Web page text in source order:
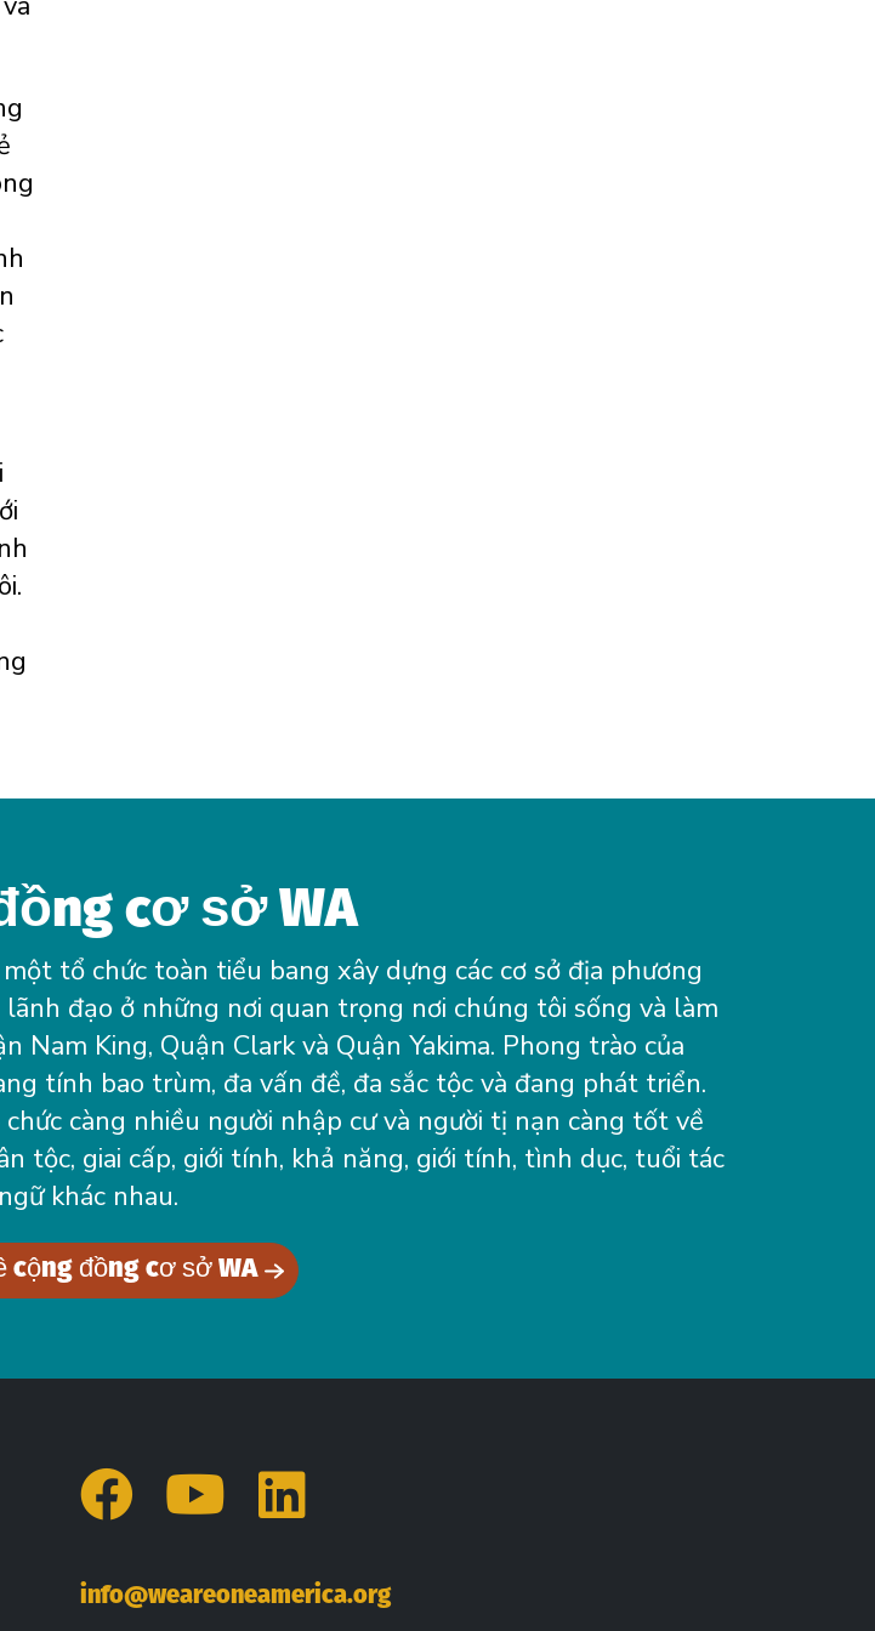
cơ sở WA
tổ chức toàn tiểu bang xây dựng các cơ sở địa phương
lãnh đạo ở những nơi quan trọng nơi chúng tôi sống và làm
Nam King, Quận Clark và Quận Yakima. Phong trào của
tính bao trùm, đa vấn đề, đa sắc tộc và đang phát triển.
càng nhiều người nhập cư và người tị nạn càng tốt về
tộc, giai cấp, giới tính, khả năng, giới tính, tình dục, tuổi tác
khác nhau.
cộng đồng cơ sở WA
FacebookYouTube
LinkedIn
info@weareoneamerica.org